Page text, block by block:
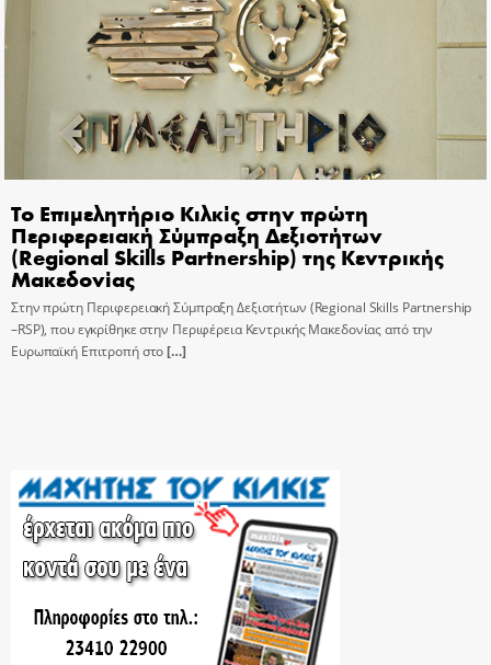
Το Επιμελητήριο Κιλκίς στην πρώτη
Περιφερειακή Σύμπραξη Δεξιοτήτων
(Regional Skills Partnership) της Κεντρικής
Μακεδονίας
Στην πρώτη Περιφερειακή Σύμπραξη Δεξιοτήτων (Regional Skills Partnership
–RSP), που εγκρίθηκε στην Περιφέρεια Κεντρικής Μακεδονίας από την
Ευρωπαϊκή Επιτροπή στο[…]